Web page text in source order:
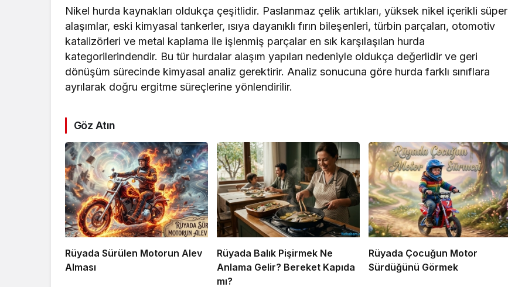
Nikel hurda kaynakları oldukça çeşitlidir. Paslanmaz çelik artıkları, yüksek nikel içerikli süper
alaşımlar, eski kimyasal tankerler, ısıya dayanıklı fırın bileşenleri, türbin parçaları, otomotiv
katalizörleri ve metal kaplama ile işlenmiş parçalar en sık karşılaşılan hurda
kategorilerindendir. Bu tür hurdalar alaşım yapıları nedeniyle oldukça değerlidir ve geri
dönüşüm sürecinde kimyasal analiz gerektirir. Analiz sonucuna göre hurda farklı sınıflara
ayrılarak doğru ergitme süreçlerine yönlendirilir.
Göz Atın
Rüyada Sürülen Motorun Alev
Alması
Rüyada Balık Pişirmek Ne
Anlama Gelir? Bereket Kapıda
mı?
Rüyada Çocuğun Motor
Sürdüğünü Görmek